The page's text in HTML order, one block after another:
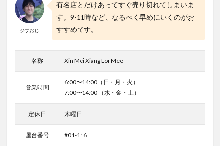
ジブおじ
有名店とだけあってすぐ売り切れてしまいま
す。9-11時など、なるべく早めにいくのがお
すすめです。
名称 Xin Mei Xiang Lor Mee
営業時間
6:00〜14:00（日・月・火）
7:00〜14:00 （水・金・土）
定休日 木曜日
屋台番号 #01-116